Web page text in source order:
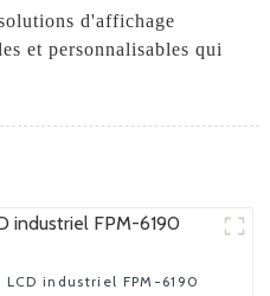
d'affichage
et personnalisables qui
industriel FPM-6190